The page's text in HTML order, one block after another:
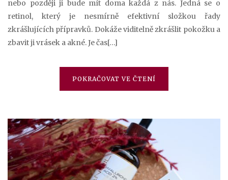
nebo později ji bude mít doma každá z nás. Jedná se o
retinol, který je nesmírně efektivní složkou řady
zkrášlujících přípravků. Dokáže viditelně zkrášlit pokožku a
zbavit ji vrásek a akné. Je čas[…]
POKRAČOVAT VE ČTENÍ